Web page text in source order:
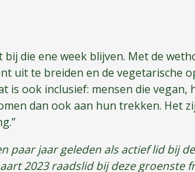
die ene week blijven. Met de
uit te breiden en de vegetarische
is ook inclusief: mensen die
dan ook aan hun trekken. Het
paar jaar geleden als actief lid bij
2023 raadslid bij deze groenste